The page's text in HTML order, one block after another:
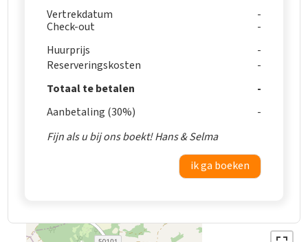
Vertrekdatum
Check-out
Huurprijs
Reserveringskosten
Totaal te betalen
Aanbetaling (30%)
Fijn als u bij ons boekt! Hans & Selma
ik ga boeken